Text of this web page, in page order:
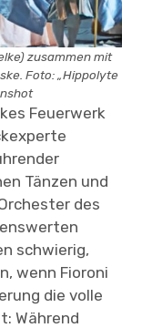
zusammen mit
Foto: „Hippolyte
Feuerwerk
Tänzen und
des
schwierig,
wenn Fioroni
die volle
Während